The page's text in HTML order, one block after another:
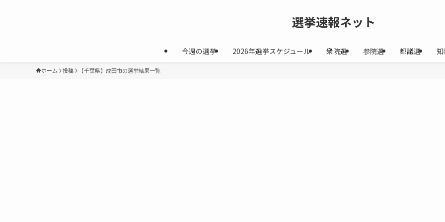
選挙速報ネット
今週の選挙 2026年選挙スケジュール 衆院選 参院選 都議選
ホーム 投稿 【千葉県】成田市の選挙結果一覧